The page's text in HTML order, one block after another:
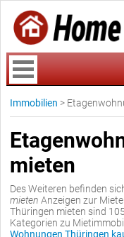
Immobilien >
mieten
Des Weiteren befinden
mieten Anzeigen zur
Thüringen mieten sind
Kategorien zu
Wohnungen Thüringen